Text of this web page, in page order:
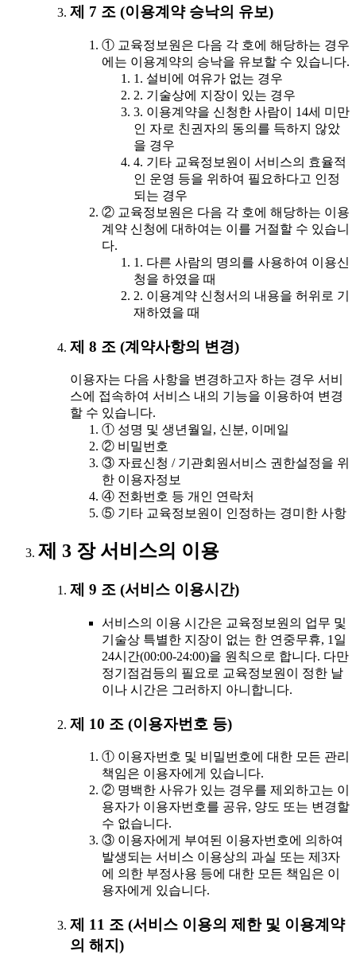
제 7 조 (이용계약 승낙의 유보)
① 교육정보원은 다음 각 호에 해당하는 경우
에는 이용계약의 승낙을 유보할 수 있습니다.
1. 설비에 여유가 없는 경우
2. 기술상에 지장이 있는 경우
3. 이용계약을 신청한 사람이 14세 미만
인 자로 친권자의 동의를 득하지 않았
을 경우
4. 기타 교육정보원이 서비스의 효율적
인 운영 등을 위하여 필요하다고 인정
되는 경우
② 교육정보원은 다음 각 호에 해당하는 이용
계약 신청에 대하여는 이를 거절할 수 있습니
다.
1. 다른 사람의 명의를 사용하여 이용신
청을 하였을 때
2. 이용계약 신청서의 내용을 허위로 기
재하였을 때
제 8 조 (계약사항의 변경)
이용자는 다음 사항을 변경하고자 하는 경우 서비
스에 접속하여 서비스 내의 기능을 이용하여 변경
할 수 있습니다.
① 성명 및 생년월일, 신분, 이메일
② 비밀번호
③ 자료신청 / 기관회원서비스 권한설정을 위
한 이용자정보
④ 전화번호 등 개인 연락처
⑤ 기타 교육정보원이 인정하는 경미한 사항
제 3 장 서비스의 이용
제 9 조 (서비스 이용시간)
서비스의 이용 시간은 교육정보원의 업무 및
기술상 특별한 지장이 없는 한 연중무휴, 1일
24시간(00:00-24:00)을 원칙으로 합니다. 다만
정기점검등의 필요로 교육정보원이 정한 날
이나 시간은 그러하지 아니합니다.
제 10 조 (이용자번호 등)
① 이용자번호 및 비밀번호에 대한 모든 관리
책임은 이용자에게 있습니다.
② 명백한 사유가 있는 경우를 제외하고는 이
용자가 이용자번호를 공유, 양도 또는 변경할
수 없습니다.
③ 이용자에게 부여된 이용자번호에 의하여
발생되는 서비스 이용상의 과실 또는 제3자
에 의한 부정사용 등에 대한 모든 책임은 이
용자에게 있습니다.
제 11 조 (서비스 이용의 제한 및 이용계약
의 해지)